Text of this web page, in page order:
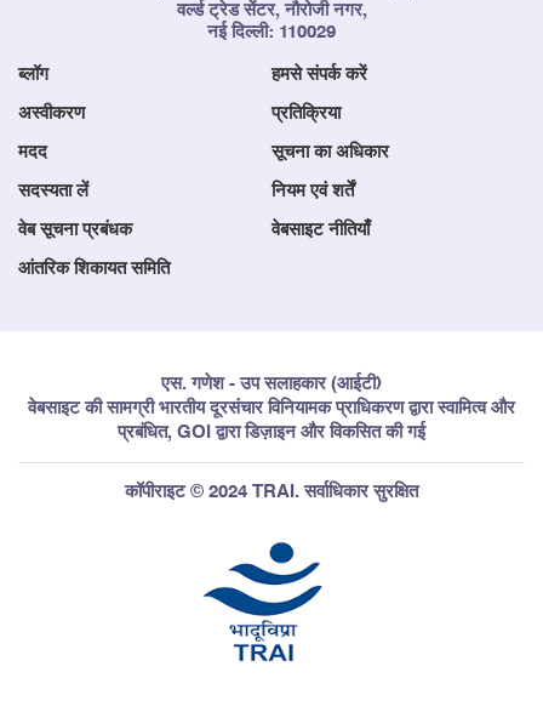
वर्ल्ड ट्रेड सेंटर, नौरोजी नगर,
नई दिल्ली: 110029
ब्लॉग हमसे संपर्क करें
अस्वीकरण प्रतिक्रिया
मदद सूचना का अधिकार
सदस्यता लें नियम एवं शर्तें
वेब सूचना प्रबंधक वेबसाइट नीतियाँ
आंतरिक शिकायत समिति
एस. गणेश - उप सलाहकार (आईटी)
वेबसाइट की सामग्री भारतीय दूरसंचार विनियामक प्राधिकरण द्वारा स्वामित्व और
प्रबंधित, GOI द्वारा डिज़ाइन और विकसित की गई
कॉपीराइट © 2024 TRAI. सर्वाधिकार सुरक्षित